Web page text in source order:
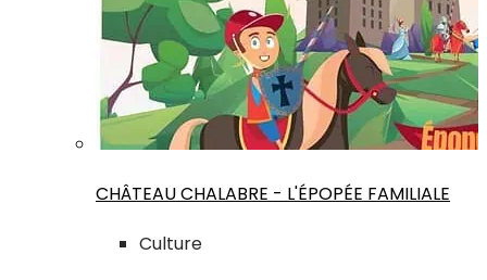
CHÂTEAU CHALABRE - L'ÉPOPÉE FAMILIALE
Culture